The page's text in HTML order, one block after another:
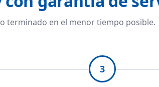
terminado en el menor tiempo posible.
3